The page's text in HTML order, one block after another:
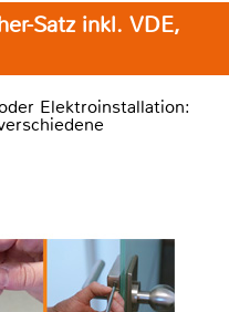
Satz inkl. VDE,
Elektroinstallation: